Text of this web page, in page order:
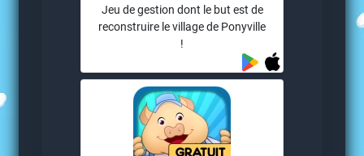
Jeu de gestion dont le but est de
reconstruire le village de Ponyville
!